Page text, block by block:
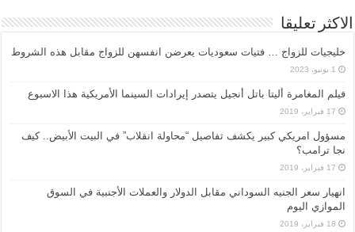
الاكثر تعليقا
خليجيات للزواج … فتيات سعوديات يعرضن انفسهن للزواج مقابل هذه الشروط
1 يونيو، 2023
فيلم المغامرة أليتا‭ ‬باتل أنجيل يتصدر إيرادات السينما الأمريكية هذا الاسبوع
17 فبراير، 2019
مسؤول امريكي كبير يكشف تفاصيل “محاولة انقلاب” في البيت الأبيض.. كيف
نجا ترامب؟
17 فبراير، 2019
انهيار سعر الجنيه السوداني مقابل الدولار والعملات الأجنبية في السوق
الموازي اليوم
18 فبراير، 2019